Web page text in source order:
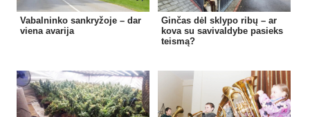
Vabalninko sankryžoje – dar
viena avarija
Ginčas dėl sklypo ribų – ar
kova su savivaldybe pasieks
teismą?